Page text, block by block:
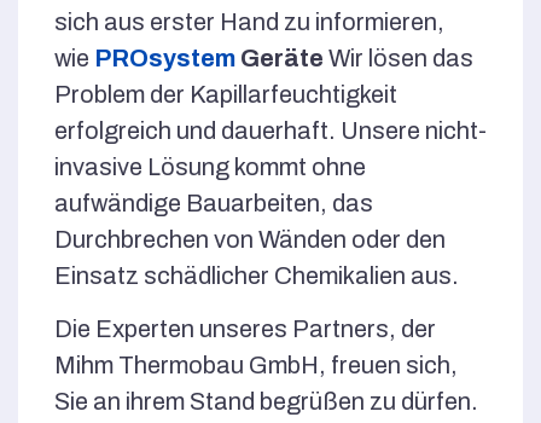
sich aus erster Hand zu informieren,
wie PROsystem Geräte Wir lösen das
Problem der Kapillarfeuchtigkeit
erfolgreich und dauerhaft. Unsere nicht-
invasive Lösung kommt ohne
aufwändige Bauarbeiten, das
Durchbrechen von Wänden oder den
Einsatz schädlicher Chemikalien aus.
Die Experten unseres Partners, der
Mihm Thermobau GmbH, freuen sich,
Sie an ihrem Stand begrüßen zu dürfen.